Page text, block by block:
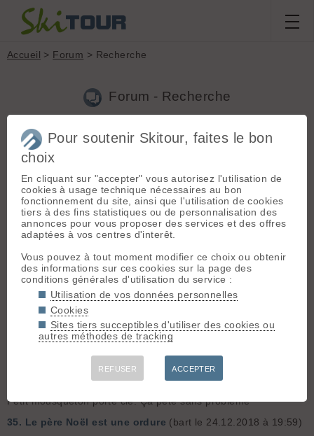
Accueil > Forum > Recherche
Forum - Recherche
Nouveau sujet|Voir tous les sujets
96 résultats
31.La Virgule, victime de son succès(bart le 12.02.2019 à
12:01)
Tant mieux que tout le monde aille en Chartreuse, ça laisse de
l'espace ailleurs 😄
32. Origine du cheval noir
(bart le 22.01.2019 à 10:42)
Je ne suis pas d'accord avec Barbo. 😮 Lorsqu'on regarde le
sommet d'Aigueblanche, cela ressemble bien à une tête de
cheval (noire à cause de la couleur du rocher). Idem pour les
Marmottes Noires en Lauzière. C'est bien la forme du somm...
Origine du cheval noir(bart le 20.01.2019 à 17:37)
drapeaux à prière 😄
Fusible pour leash(bart le 26.12.2018 à 18:04)
Petit mousqueton porte clé. Ça pète sans problème
35. Le père Noël est une ordure (bart le 24.12.2018 à 19:59)
Pour soutenir Skitour, faites le bon
choix
En cliquant sur "accepter" vous autorisez l'utilisation de
cookies à usage technique nécessaires au bon
fonctionnement du site, ainsi que l'utilisation de cookies
tiers à des fins statistiques ou de personnalisation des
annonces pour vous proposer des services et des offres
adaptées à vos centres d'interêt.
Vous pouvez à tout moment modifier ce choix ou obtenir
des informations sur ces cookies sur la page des
conditions générales d'utilisation du service :
Utilisation de vos données personnelles
Cookies
Sites tiers succeptibles d'utiliser des cookies ou
autres méthodes de tracking
REFUSER ACCEPTER